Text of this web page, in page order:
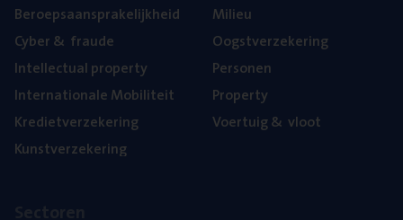
Beroeps­aan­spra­ke­lijk­heid
Cyber& fraude
Intel­lec­tu­al property
Inter­na­ti­o­na­le Mobiliteit
Kre­diet­ver­ze­ke­ring
Kunst­ver­ze­ke­ring
Mili­eu
Oogst­ver­ze­ke­ring
Per­so­nen
Pro­per­ty
Voer­tuig& vloot